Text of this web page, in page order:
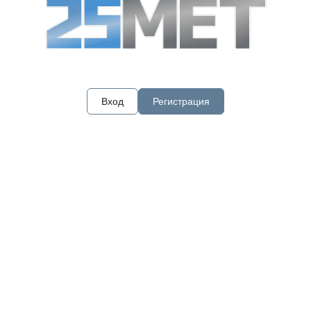
Вход Регистрация